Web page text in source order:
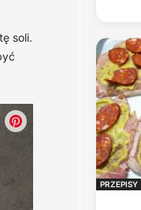
soli.
PRZEPISY